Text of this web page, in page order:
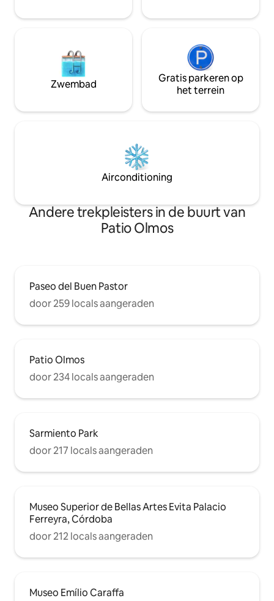
Zwembad
Gratis parkeren op
het terrein
Airconditioning
Andere trekpleisters in de buurt van
Patio Olmos
Paseo del Buen Pastor
door 259 locals aangeraden
Patio Olmos
door 234 locals aangeraden
Sarmiento Park
door 217 locals aangeraden
Museo Superior de Bellas Artes Evita Palacio
Ferreyra, Córdoba
door 212 locals aangeraden
Museo Emílio Caraffa